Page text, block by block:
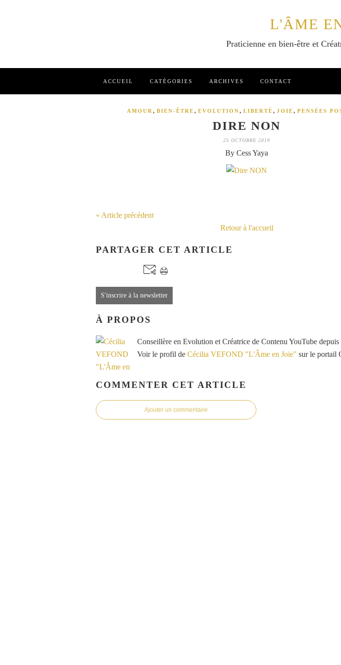
L'ÂME
Praticienne en bien-être et
ACCUEIL CATÉGORIES ARCHIVES CONTACT
AMOUR , BIEN-ÊTRE , EVOLUTION , LIBERTÉ , JOIE , PENSÉES
DIRE NON
25 OCTOBRE 2019
By Cess Yaya
« Article précédent
Retour à l'accueil
PARTAGER CET ARTICLE
S'inscrire à la newsletter
À PROPOS
Conseillère en Evolution et Créatrice de Contenu YouTube depuis
Voir le profil de Cécilia VEFOND "L'Âme en Joie" sur le portail
COMMENTER CET ARTICLE
Ajouter un commentaire